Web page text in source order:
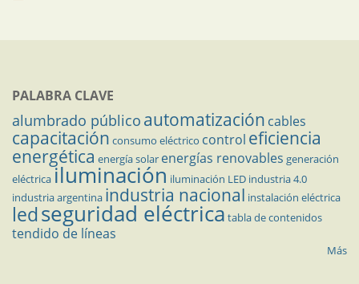
PALABRA CLAVE
alumbrado público automatización cables
capacitación consumo eléctrico control eficiencia
energética energía solar energías renovables generación
eléctricailuminación iluminación LED industria 4.0
industria argentina industria nacional instalación eléctrica
ledseguridad eléctrica tabla de contenidos
tendido de líneas
Más